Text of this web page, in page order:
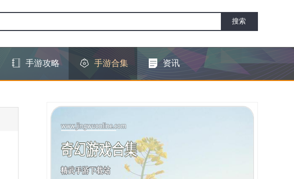
手游攻略 手游合集 资讯